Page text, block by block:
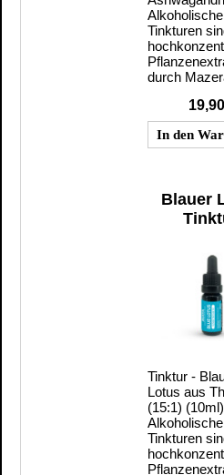
Alkoholische
Tinkturen
durch
Blauer
Tinktur -
Lotus aus
(15:1) (10ml)
Alkoholische
Tinkturen